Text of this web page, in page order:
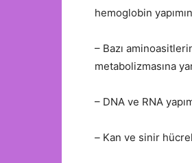
hemoglobin
– Bazı
metabolizmasına
– DNA ve RNA
– Kan ve sinir